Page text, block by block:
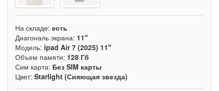
На складе: есть
Диагональ экрана: 11"
Модель: ipad Air 7 (2025) 11"
Объем памяти: 128 Гб
Сим карта: Без SIM карты
Цвет: Starlight (Сияющая звезда)